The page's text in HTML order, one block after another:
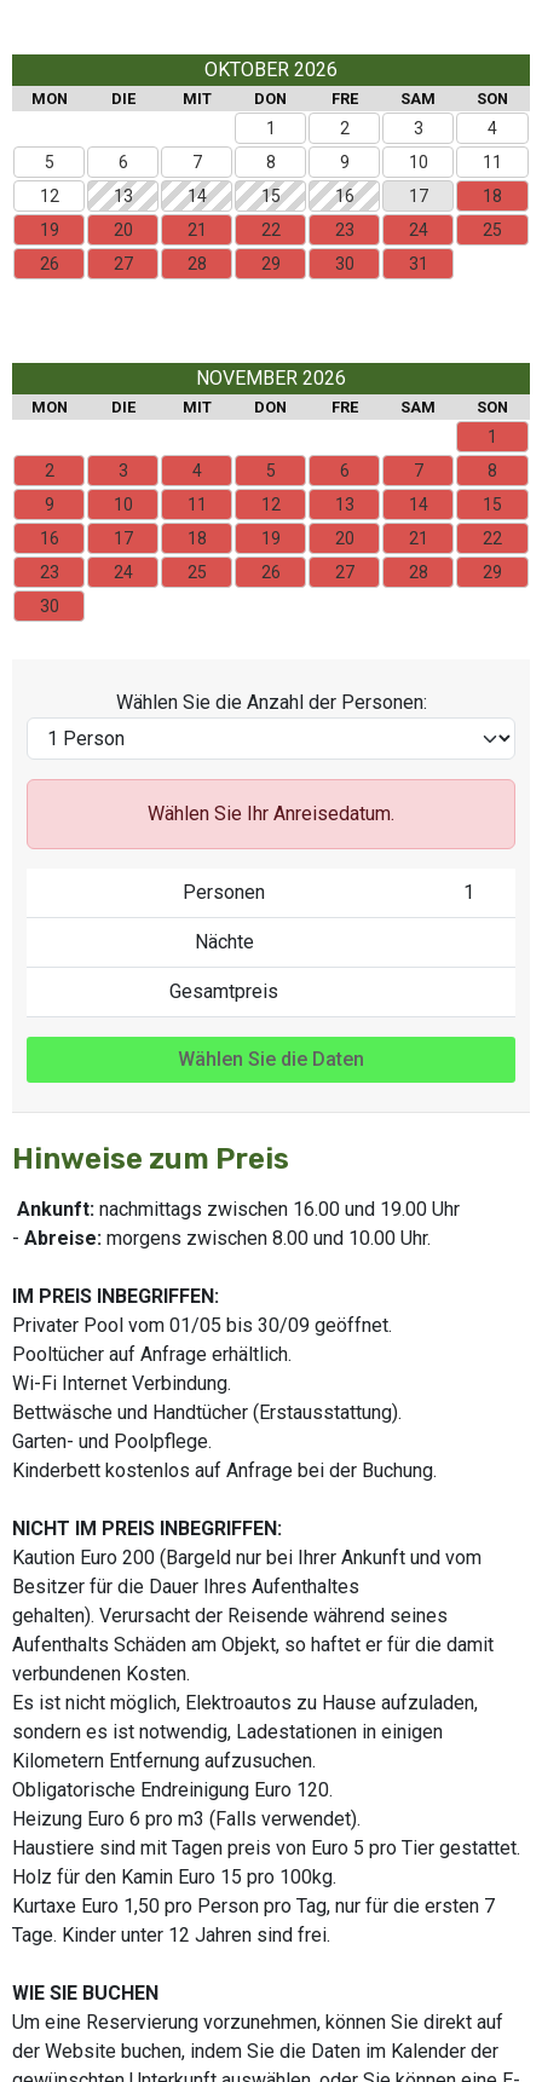
OKTOBER 2026
MON DIE MIT DON FRE SAM SON
1 2 3
4
5
6 7 8 9 10
11
12
13 14 15 16 17
18
19
20 21 22 23 24
25
26
27 28 29 30 31
NOVEMBER 2026
MON DIE MIT DON FRE SAM SON
1
2
3 4 5 6 7
8
9
10 11 12 13 14
15
16
17 18 19 20 21
22
23
24 25 26 27 28
29
30
Wählen Sie die Anzahl der Personen:
Wählen Sie Ihr Anreisedatum.
Personen 1
Nächte
Gesamtpreis
Wählen Sie die Daten
Hinweise zum Preis
Ankunft: nachmittags zwischen 16.00 und 19.00 Uhr
- Abreise: morgens zwischen 8.00 und 10.00 Uhr.
IM PREIS INBEGRIFFEN:
Privater Pool vom 01/05 bis 30/09 geöffnet.
Pooltücher auf Anfrage erhältlich.
Wi-Fi Internet Verbindung.
Bettwäsche und Handtücher (Erstausstattung).
Garten- und Poolpflege.
Kinderbett kostenlos auf Anfrage bei der Buchung.
NICHT IM PREIS INBEGRIFFEN:
Kaution Euro 200 (Bargeld nur bei Ihrer Ankunft und vom
Besitzer für die Dauer Ihres Aufenthaltes
gehalten). Verursacht der Reisende während seines
Aufenthalts Schäden am Objekt, so haftet er für die damit
verbundenen Kosten.
Es ist nicht möglich, Elektroautos zu Hause aufzuladen,
sondern es ist notwendig, Ladestationen in einigen
Kilometern Entfernung aufzusuchen.
Obligatorische Endreinigung Euro 120.
Heizung Euro 6 pro m3 (Falls verwendet).
Haustiere sind mit Tagen preis von Euro 5 pro Tier gestattet.
Holz für den Kamin Euro 15 pro 100kg.
Kurtaxe Euro 1,50 pro Person pro Tag, nur für die ersten 7
Tage. Kinder unter 12 Jahren sind frei.
WIE SIE BUCHEN
Um eine Reservierung vorzunehmen, können Sie direkt auf
der Website buchen, indem Sie die Daten im Kalender der